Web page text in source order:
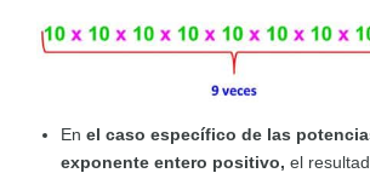
En el caso específico de las
exponente entero positivo, el